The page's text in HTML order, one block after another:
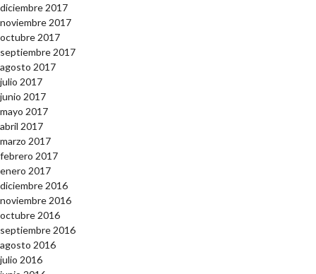
diciembre 2017
noviembre 2017
octubre 2017
septiembre 2017
agosto 2017
julio 2017
junio 2017
mayo 2017
abril 2017
marzo 2017
febrero 2017
enero 2017
diciembre 2016
noviembre 2016
octubre 2016
septiembre 2016
agosto 2016
julio 2016